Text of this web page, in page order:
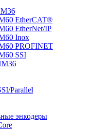
EtherCAT®
EtherNet/IP
Inox
PROFINET
SSI
Parallel
энкодеры